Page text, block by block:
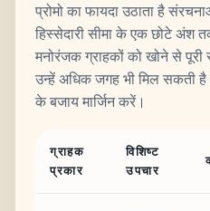
प्रोमो का फायदा उठाता है
हिस्सेदारी सीमा के एक छोटे अंश
मनोरंजक ग्राहकों को खोने से पूरी
उन्हें अधिक जगह भी मिल सकती
के बजाय मार्जिन करें।
ग्राहक
प्रकार
विशिष्ट
उपचार